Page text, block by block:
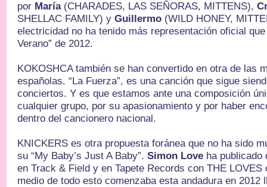
por María(CHARADES, LAS SEÑORAS, MITTENS),
SHELLAC FAMILY) yGuillermo (WILD HONEY,
electricidad no ha tenido más representación oficial
Verano” de 2012.
KOKOSHCA también se han convertido en otra de las
españolas. “La Fuerza”, es una canción que sigue
conciertos. Y es que estamos ante una composición
cualquier grupo, por su apasionamiento y por haber
dentro del cancionero nacional.
KNICKERS es otra propuesta foránea que no ha sido
su “My Baby’s Just A Baby”.Simon Love ha publicado
en Track & Field y en Tapete Records con THE
medio de todo esto comenzaba esta andadura en 2012